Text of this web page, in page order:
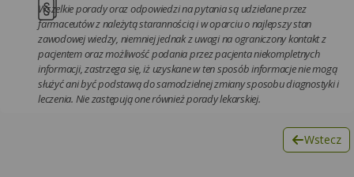
Wszelkie porady oraz odpowiedzi na pytania są udzielane przez
farmaceutów z należytą starannością i w oparciu o najlepszy stan
zawodowej wiedzy, niemniej jednak z uwagi na ograniczony kontakt z
pacjentem oraz możliwość podania przez pacjenta niekompletnych
informacji, zastrzega się, iż uzyskane w ten sposób informacje nie mogą
służyć ani być podstawą do samodzielnej zmiany sposobu diagnostyki i
leczenia. Nie zastępują one również porady lekarskiej.
Wstecz